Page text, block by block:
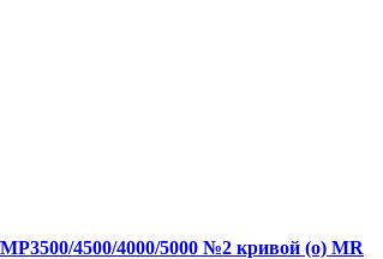
4500/4000/5000 №2 кривой (о) MR